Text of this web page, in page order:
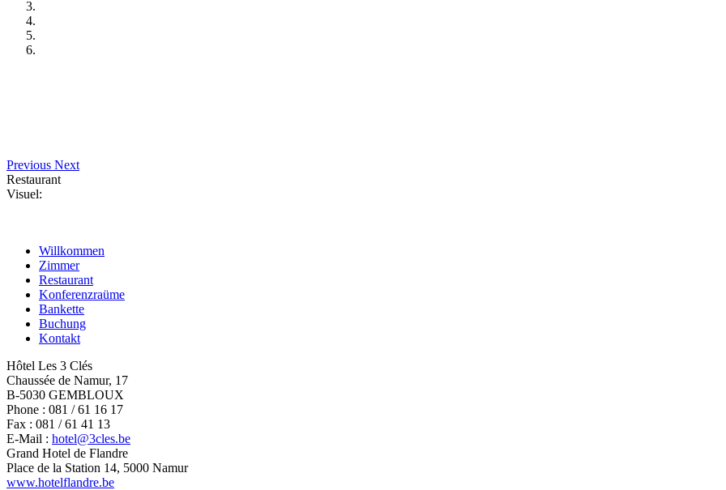
Previous Next
Restaurant
Visuel:
Willkommen
Zimmer
Restaurant
Konferenzraüme
Bankette
Buchung
Kontakt
Hôtel Les 3 Clés
Chaussée de Namur, 17
B-5030 GEMBLOUX
Phone : 081 / 61 16 17
Fax : 081 / 61 41 13
E-Mail : hotel@3cles.be
Grand Hotel de Flandre
Place de la Station 14, 5000 Namur
www.hotelflandre.be